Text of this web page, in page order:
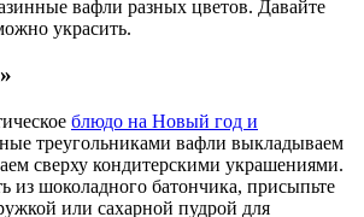
вафли разных цветов. Давайте
украсить.
блюдо на Новый год и
треугольниками вафли выкладываем
сверху кондитерскими украшениями.
из шоколадного батончика, присыпьте
или сахарной пудрой для